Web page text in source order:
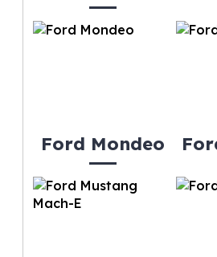
Ford Mondeo